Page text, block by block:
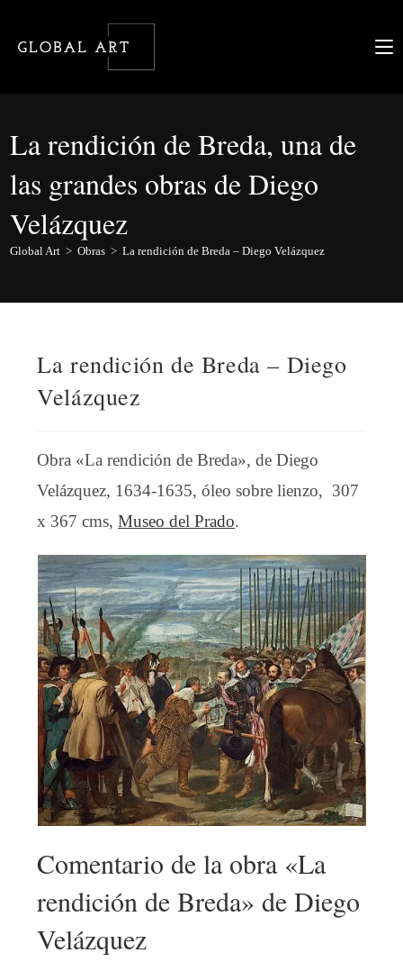
contenido
La rendición de Breda, una de
las grandes obras de Diego
Velázquez
Global Art > Obras > La rendición de Breda – Diego Velázquez
La rendición de Breda – Diego
Velázquez
Obra «La rendición de Breda», de Diego
Velázquez, 1634-1635, óleo sobre lienzo, 307
x 367 cms,Museo del Prado.
Comentario de la obra «La
rendición de Breda» de Diego
Velázquez